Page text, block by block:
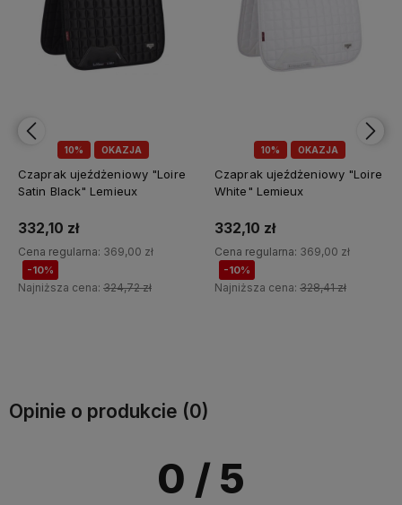
10% OKAZJA
Czaprak ujeźdżeniowy "Loire
White" Lemieux
332,10 zł
Cena regularna:369,00 zł
-10%
Najniższa cena:328,41 zł
11% OKAZJA
Czaprak ujeżdżeniowy
"Diamante Square Burgundy"
364,01 zł
Cena regularna:409,00 zł
-11%
Najniższa cena:359,92 zł
Opinie o produkcie (0)
0 / 5